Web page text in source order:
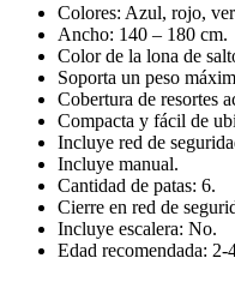
Colores: Azul, rojo,
Ancho: 140 – 180 cm.
Color de la lona de
Soporta un peso
Cobertura de resortes
Compacta y fácil de
Incluye red de
Incluye manual.
Cantidad de patas: 6.
Cierre en red de
Incluye escalera: No.
Edad recomendada: 2-